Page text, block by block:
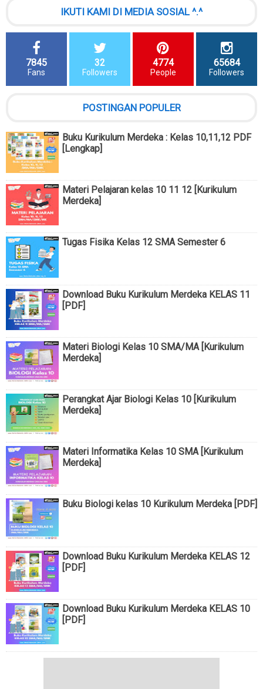
IKUTI KAMI DI MEDIA SOSIAL ^.^
7845
Fans
32
Followers
4774
People
65684
Followers
POSTINGAN POPULER
Buku Kurikulum Merdeka : Kelas 10,11,12 PDF
[Lengkap]
Materi Pelajaran kelas 10 11 12 [Kurikulum
Merdeka]
Tugas Fisika Kelas 12 SMA Semester 6
Download Buku Kurikulum Merdeka KELAS 11
[PDF]
Materi Biologi Kelas 10 SMA/MA [Kurikulum
Merdeka]
Perangkat Ajar Biologi Kelas 10 [Kurikulum
Merdeka]
Materi Informatika Kelas 10 SMA [Kurikulum
Merdeka]
Buku Biologi kelas 10 Kurikulum Merdeka [PDF]
Download Buku Kurikulum Merdeka KELAS 12
[PDF]
Download Buku Kurikulum Merdeka KELAS 10
[PDF]